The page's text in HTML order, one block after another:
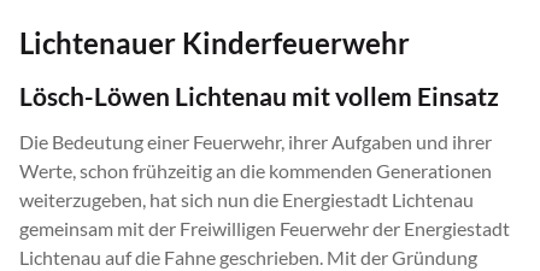
Lichtenauer Kinderfeuerwehr
Lösch-Löwen Lichtenau mit vollem Einsatz
Die Bedeutung einer Feuerwehr, ihrer Aufgaben und ihrer
Werte, schon frühzeitig an die kommenden Generationen
weiterzugeben, hat sich nun die Energiestadt Lichtenau
gemeinsam mit der Freiwilligen Feuerwehr der Energiestadt
Lichtenau auf die Fahne geschrieben. Mit der Gründung